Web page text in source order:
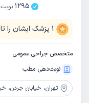
1295
1 پزشک ایشان را
متخصص جراحی عمومی
نوبت‌دهی مطب
تهران، خیابان جردن،